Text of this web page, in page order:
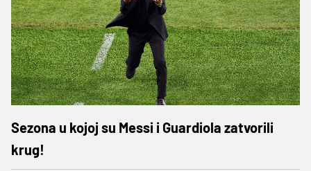
Sezona u kojoj su Messi i Guardiola zatvorili
krug!